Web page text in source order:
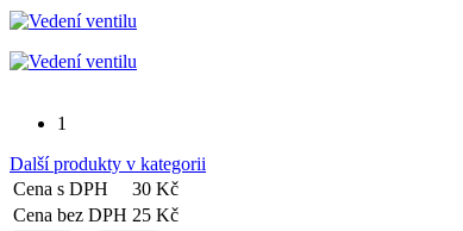
1
Další produkty v kategorii
Cena s DPH
30 Kč
Cena bez DPH 25 Kč